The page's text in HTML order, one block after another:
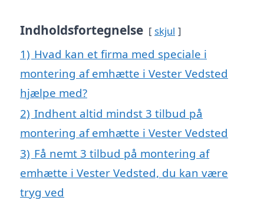
Indholdsfortegnelse skjul
1) Hvad kan et firma med speciale i
montering af emhætte i Vester Vedsted
hjælpe med?
2) Indhent altid mindst 3 tilbud på
montering af emhætte i Vester Vedsted
3) Få nemt 3 tilbud på montering af
emhætte i Vester Vedsted, du kan være
tryg ved